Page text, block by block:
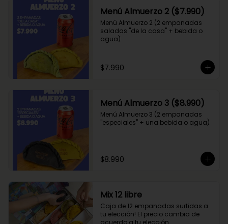
Menú Almuerzo 2 ($7.990)
Menú Almuerzo 2 (2 empanadas
saladas "de la casa" + bebida o
agua)
$7.990
Menú Almuerzo 3 ($8.990)
Menú Almuerzo 3 (2 empanadas
"especiales" + una bebida o agua)
$8.990
Mix 12 libre
Caja de 12 empanadas surtidas a
tu elección! El precio cambia de
acuerdo a tu elección.